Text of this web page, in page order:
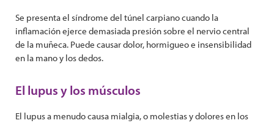
Se presenta el síndrome del túnel carpiano cuando la
inflamación ejerce demasiada presión sobre el nervio central
de la muñeca. Puede causar dolor, hormigueo e insensibilidad
en la mano y los dedos.
El lupus y los músculos
El lupus a menudo causa mialgia, o molestias y dolores en los